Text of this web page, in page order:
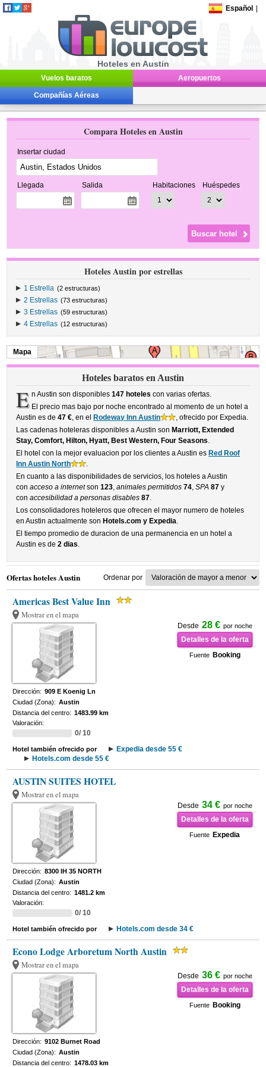
Español
Hoteles en Austin
Vuelos baratos Aeropuertos
Compañías Aéreas
Compara Hoteles en Austin
Insertar ciudad
Llegada Salida Habitaciones Huéspedes
Hoteles Austin por estrellas
1 Estrella (2 estructuras)
2 Estrellas (73 estructuras)
3 Estrellas (59 estructuras)
4 Estrellas (12 estructuras)
Mapa
Hoteles baratos en Austin
E n Austin son disponibles 147 hoteles con varias ofertas.
El precio mas bajo por noche encontrado al momento de un hotel a
Austin es de47 €, en el Rodeway Inn Austin
, ofrecido por Expedia.
Las cadenas hoteleras disponibles a Austin son Marriott, Extended
Stay, Comfort, Hilton, Hyatt, Best Western, Four Seasons.
El hotel con la mejor evaluacion por los clientes a Austin es Red Roof
Inn Austin North
.
En cuanto a las disponibilidades de servicios, los hoteles a Austin
conacceso a internetson123,animales permitidos 74,SPA 87 y
conaccesibilidad a personas disables 87.
Los consolidadores hoteleros que ofrecen el mayor numero de hoteles
en Austin actualmente son Hotels.com y Expedia.
El tiempo promedio de duracion de una permanencia en un hotel a
Austin es de2 dias.
Ofertas hoteles Austin Ordenar por
Americas Best Value Inn
Mostrar en el mapa
Desde 28 € por noche
Detalles de la oferta
Fuente Booking
Dirección: 909 E Koenig Ln
Ciudad (Zona): Austin
Distancia del centro: 1483.99 km
Valoración:
0/ 10
Hotel también ofrecido por
Expedia desde 55 €
Hotels.com desde 55 €
AUSTIN SUITES HOTEL
Mostrar en el mapa
Desde 34 € por noche
Detalles de la oferta
Fuente Expedia
Dirección: 8300 IH 35 NORTH
Ciudad (Zona): Austin
Distancia del centro: 1481.2 km
Valoración:
0/ 10
Hotel también ofrecido por Hotels.com desde 34 €
Econo Lodge Arboretum North Austin
Mostrar en el mapa
Desde 36 € por noche
Detalles de la oferta
Fuente Booking
Dirección: 9102 Burnet Road
Ciudad (Zona): Austin
Distancia del centro: 1478.03 km